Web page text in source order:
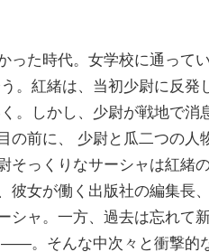
った時代。女学校に通って
。紅緒は、当初少尉に反
。しかし、少尉が戦地で
の前に、 少尉と瓜二つの人
そっくりなサーシャは紅緒
彼女が働く出版社の編集長
シャ。一方、過去は忘れて
。そんな中次々と衝撃的